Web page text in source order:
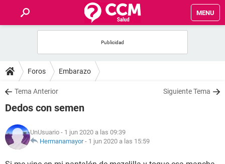
MENU
FOROS
SALUD
NUTRICIÓN
Foros Embarazo
Tema Anterior Siguiente Tema
Dedos con semen
UnUsuario - 1 jun 2020 a las 09:39
Hermanamayor- 1 jun 2020 a las 15:59